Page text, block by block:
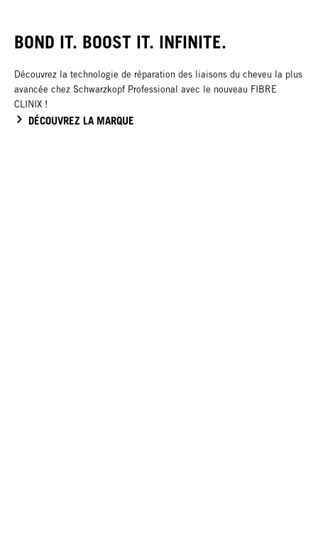
BOND IT. BOOST IT. INFINITE.
Découvrez la technologie de réparation des liaisons du cheveu la plus
avancée chez Schwarzkopf Professional avec le nouveau FIBRE
CLINIX !
DÉCOUVREZ LA MARQUE